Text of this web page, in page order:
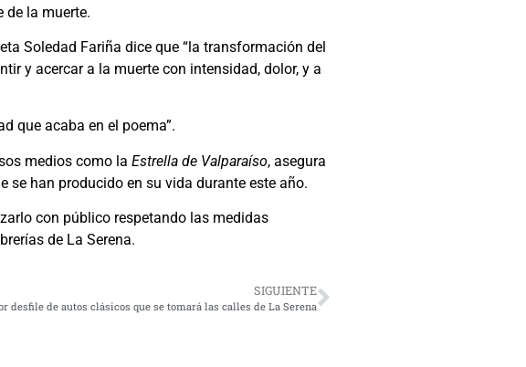
de la muerte.
Soledad Fariña dice que “la transformación del
y acercar a la muerte con intensidad, dolor, y a
que acaba en el poema”.
medios como la Estrella de Valparaíso, asegura
se han producido en su vida durante este año.
con público respetando las medidas
de La Serena.
SIGUIENTE
desfile de autos clásicos que se tomará las calles de La Serena